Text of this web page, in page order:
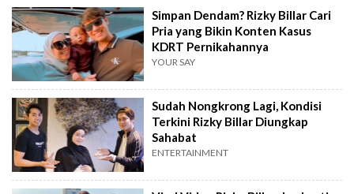
Simpan Dendam? Rizky Billar Cari
Pria yang Bikin Konten Kasus
KDRT Pernikahannya
YOUR SAY
Sudah Nongkrong Lagi, Kondisi
Terkini Rizky Billar Diungkap
Sahabat
ENTERTAINMENT